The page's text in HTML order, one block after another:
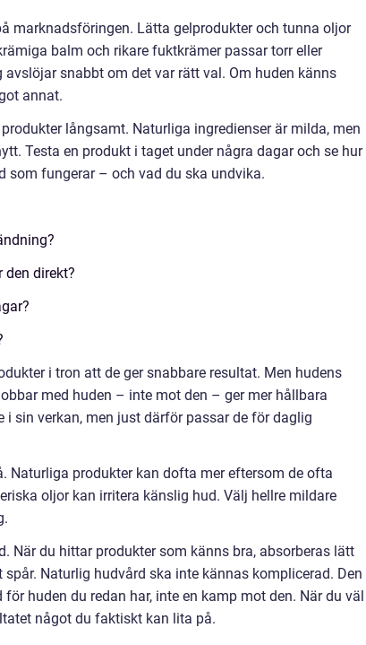
marknadsföringen. Lätta gelprodukter och tunna oljor
balm och rikare fuktkrämer passar torr eller
snabbt om det var rätt val. Om huden känns
annat.
långsamt. Naturliga ingredienser är milda, men
Testa en produkt i taget under några dagar och se hur
som fungerar – och vad du ska undvika.
den direkt?
i tron att de ger snabbare resultat. Men hudens
med huden – inte mot den – ger mer hållbara
sin verkan, men just därför passar de för daglig
Naturliga produkter kan dofta mer eftersom de ofta
oljor kan irritera känslig hud. Välj hellre mildare
När du hittar produkter som känns bra, absorberas lätt
Naturlig hudvård ska inte kännas komplicerad. Den
huden du redan har, inte en kamp mot den. När du väl
något du faktiskt kan lita på.